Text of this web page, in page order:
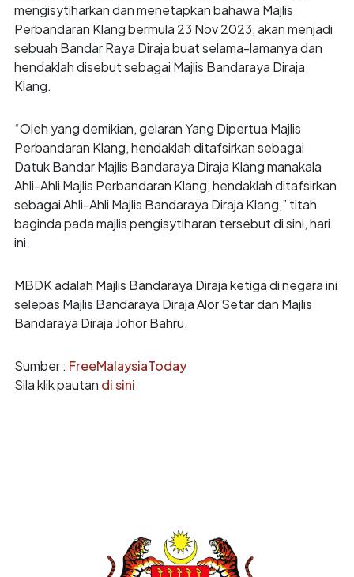
mengisytiharkan dan menetapkan bahawa Majlis
Perbandaran Klang bermula 23 Nov 2023, akan menjadi
sebuah Bandar Raya Diraja buat selama-lamanya dan
hendaklah disebut sebagai Majlis Bandaraya Diraja
Klang.
“Oleh yang demikian, gelaran Yang Dipertua Majlis
Perbandaran Klang, hendaklah ditafsirkan sebagai
Datuk Bandar Majlis Bandaraya Diraja Klang manakala
Ahli-Ahli Majlis Perbandaran Klang, hendaklah ditafsirkan
sebagai Ahli-Ahli Majlis Bandaraya Diraja Klang,” titah
baginda pada majlis pengisytiharan tersebut di sini, hari
ini.
MBDK adalah Majlis Bandaraya Diraja ketiga di negara ini
selepas Majlis Bandaraya Diraja Alor Setar dan Majlis
Bandaraya Diraja Johor Bahru.
Sumber : FreeMalaysiaToday
Sila klik pautan di sini